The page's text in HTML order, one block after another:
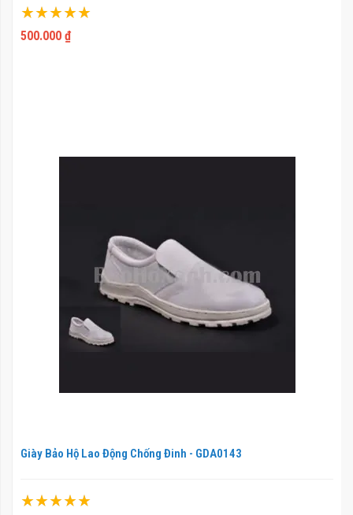
Xếp hạng:
100%
500.000 ₫
Giày Bảo Hộ Lao Động Chống Đinh - GDA0143
Xếp hạng: